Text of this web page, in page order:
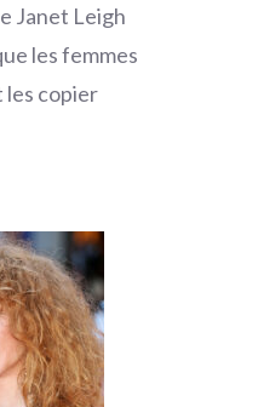
Janet Leigh
les femmes
les copier